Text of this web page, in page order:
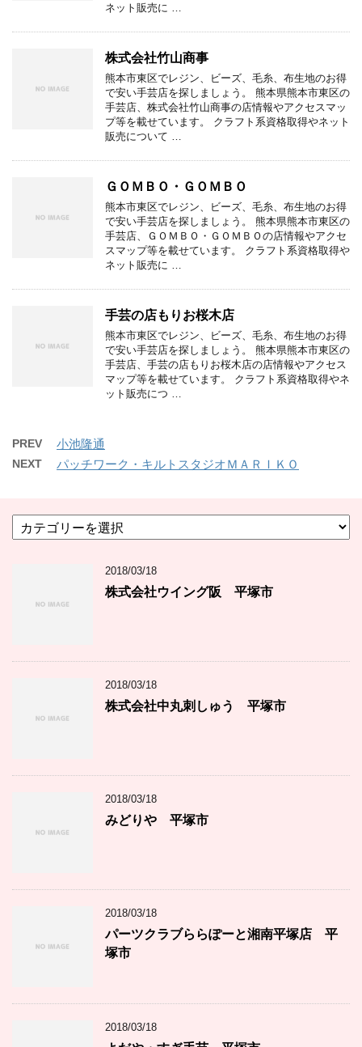
ネット販売に …
株式会社竹山商事
熊本市東区でレジン、ビーズ、毛糸、布生地のお得
で安い手芸店を探しましょう。 熊本県熊本市東区の
手芸店、株式会社竹山商事の店情報やアクセスマッ
プ等を載せています。 クラフト系資格取得やネット
販売について …
ＧＯＭＢＯ・ＧＯＭＢＯ
熊本市東区でレジン、ビーズ、毛糸、布生地のお得
で安い手芸店を探しましょう。 熊本県熊本市東区の
手芸店、ＧＯＭＢＯ・ＧＯＭＢＯの店情報やアクセ
スマップ等を載せています。 クラフト系資格取得や
ネット販売に …
手芸の店もりお桜木店
熊本市東区でレジン、ビーズ、毛糸、布生地のお得
で安い手芸店を探しましょう。 熊本県熊本市東区の
手芸店、手芸の店もりお桜木店の店情報やアクセス
マップ等を載せています。 クラフト系資格取得やネ
ット販売につ …
PREV 小池隆通
NEXT パッチワーク・キルトスタジオＭＡＲＩＫＯ
テ
2018/03/18
株式会社ウイング阪 平塚市
2018/03/18
株式会社中丸刺しゅう 平塚市
2018/03/18
みどりや 平塚市
2018/03/18
パーツクラブららぽーと湘南平塚店 平
塚市
2018/03/18